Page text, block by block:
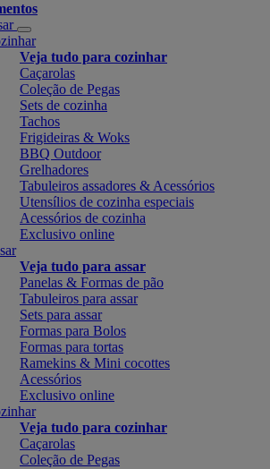
Veja tudo para cozinhar
Caçarolas
Coleção de Pegas
Sets de cozinha
Tachos
Frigideiras & Woks
BBQ Outdoor
Grelhadores
Tabuleiros assadores & Acessórios
Utensílios de cozinha especiais
Acessórios de cozinha
Exclusivo online
Veja tudo para assar
Panelas & Formas de pão
Tabuleiros para assar
Sets para assar
Formas para Bolos
Formas para tortas
Ramekins & Mini cocottes
Acessórios
Exclusivo online
Veja tudo para cozinhar
Caçarolas
Coleção de Pegas